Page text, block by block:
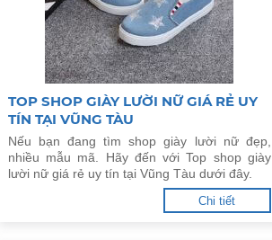
TOP SHOP GIÀY LƯỜI NỮ GIÁ RẺ UY
TÍN TẠI VŨNG TÀU
Nếu bạn đang tìm shop giày lười nữ đẹp,
nhiều mẫu mã. Hãy đến với Top shop giày
lười nữ giá rẻ uy tín tại Vũng Tàu dưới đây.
Chi tiết